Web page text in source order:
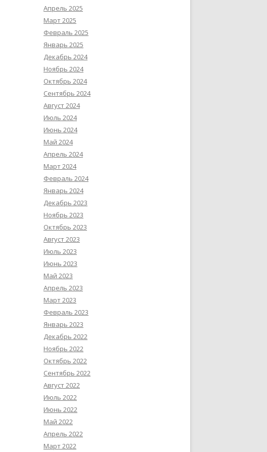
Апрель 2025
Март 2025
Февраль 2025
Январь 2025
Декабрь 2024
Ноябрь 2024
Октябрь 2024
Сентябрь 2024
Август 2024
Июль 2024
Июнь 2024
Май 2024
Апрель 2024
Март 2024
Февраль 2024
Январь 2024
Декабрь 2023
Ноябрь 2023
Октябрь 2023
Август 2023
Июль 2023
Июнь 2023
Май 2023
Апрель 2023
Март 2023
Февраль 2023
Январь 2023
Декабрь 2022
Ноябрь 2022
Октябрь 2022
Сентябрь 2022
Август 2022
Июль 2022
Июнь 2022
Май 2022
Апрель 2022
Март 2022